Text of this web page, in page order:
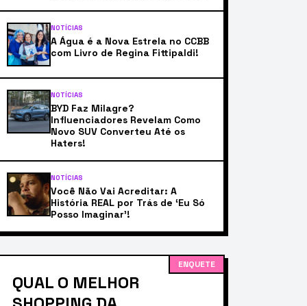
NOTÍCIAS
A Água é a Nova Estrela no CCBB
com Livro de Regina Fittipaldi!
NOTÍCIAS
BYD Faz Milagre?
Influenciadores Revelam Como
Novo SUV Converteu Até os
Haters!
NOTÍCIAS
Você Não Vai Acreditar: A
História REAL por Trás de ‘Eu Só
Posso Imaginar’!
ENQUETE
QUAL O MELHOR